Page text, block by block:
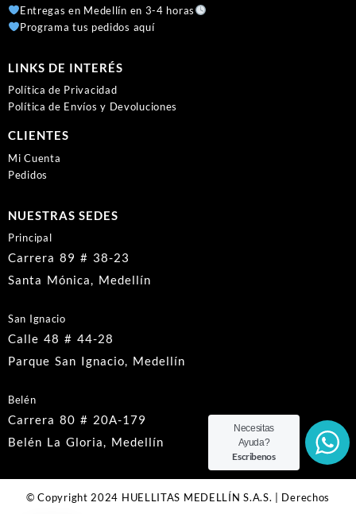
Entregas en Medellín en 3-4 horas
Programa tus pedidos aquí
LINKS DE INTERÉS
Política de Privacidad
Política de Envíos y Devoluciones
CLIENTES
Mi Cuenta
Pedidos
NUESTRAS SEDES
Principal
Carrera 89 # 38-23
Santa Mónica, Medellín
San Ignacio
Calle 48 # 44-28
Parque San Ignacio, Medellín
Belén
Carrera 80 # 20A-179
Belén La Gloria, Medellín
© Copyright 2024 HUELLITAS MEDELLÍN S.A.S. | Derechos
Necesitas
Ayuda?
Escribenos